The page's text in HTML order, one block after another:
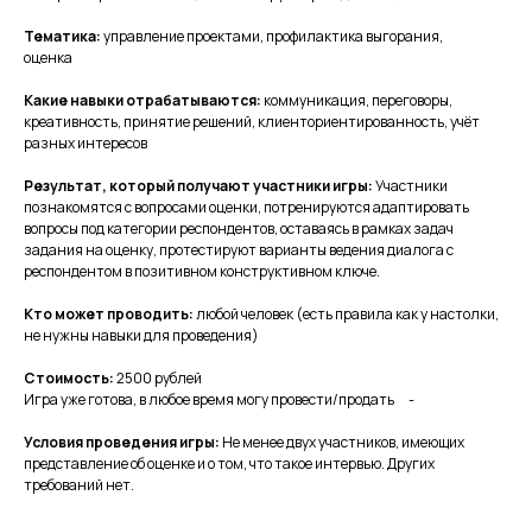
Тематика:управление проектами, профилактика выгорания,
оценка
Какие навыки отрабатываются: коммуникация, переговоры,
креативность, принятие решений, клиенториентированность, учёт
разных интересов
Результат, который получают участники игры:Участники
познакомятся с вопросами оценки, потренируются адаптировать
вопросы под категории респондентов, оставаясь в рамках задач
задания на оценку, протестируют варианты ведения диалога с
респондентом в позитивном конструктивном ключе.
Кто может проводить:любой человек (есть правила как у настолки,
не нужны навыки для проведения)
Стоимость:2500 рублей
Игра уже готова, в любое время могу провести/продать -
Условия проведения игры: Не менее двух участников, имеющих
представление об оценке и о том, что такое интервью. Других
требований нет.